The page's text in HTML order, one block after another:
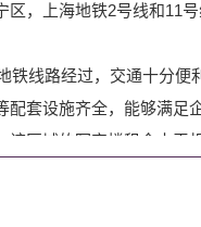
，上海地铁2号线和11
线路经过，交通十分便
套设施齐全，能够满足
区域的写字楼租金水平